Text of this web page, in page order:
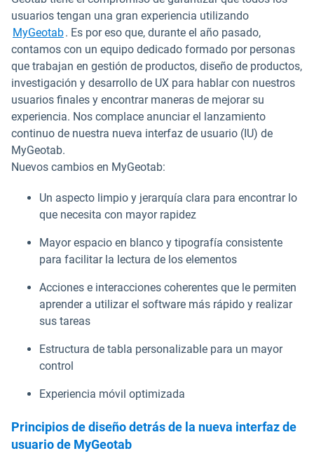
usuarios tengan una gran experiencia utilizando
MyGeotab. Es por eso que, durante el año pasado,
contamos con un equipo dedicado formado por personas
que trabajan en gestión de productos, diseño de productos,
investigación y desarrollo de UX para hablar con nuestros
usuarios finales y encontrar maneras de mejorar su
experiencia. Nos complace anunciar el lanzamiento
continuo de nuestra nueva interfaz de usuario (IU) de
MyGeotab.
Nuevos cambios en MyGeotab:
Un aspecto limpio y jerarquía clara para encontrar lo
que necesita con mayor rapidez
Mayor espacio en blanco y tipografía consistente
para facilitar la lectura de los elementos
Acciones e interacciones coherentes que le permiten
aprender a utilizar el software más rápido y realizar
sus tareas
Estructura de tabla personalizable para un mayor
control
Experiencia móvil optimizada
Principios de diseño detrás de la nueva interfaz de
usuario de MyGeotab